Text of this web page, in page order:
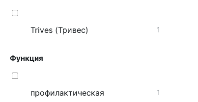
Trives (Тривес) 1
Функция
профилактическая 1